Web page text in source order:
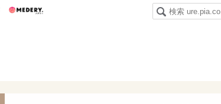
うまい肉